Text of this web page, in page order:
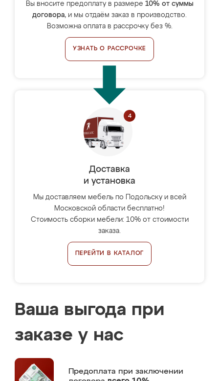
Вы вносите предоплату в размере 10% от суммы
договора, и мы отдаём заказ в производство.
Возможна оплата в рассрочку без %.
УЗНАТЬ О РАССРОЧКЕ
Доставка
и установка
Мы доставляем мебель по Подольску и всей
Московской области бесплатно!
Стоимость сборки мебели: 10% от стоимости
заказа.
ПЕРЕЙТИ В КАТАЛОГ
Ваша выгода при
заказе у нас
Предоплата при заключении